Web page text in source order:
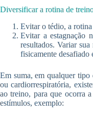
Diversificar a rotina de
Evitar o tédio, a rotina
Evitar a estagnação
resultados. Variar
fisicamente desafiado
Em suma, em qualquer tipo
ou cardiorrespiratória,
ao treino, para que ocorra
estímulos, exemplo: